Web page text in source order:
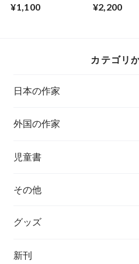
¥1,100 ¥2,200
カテゴリ
日本の作家
外国の作家
チェコ
ハンガリー
その他
ポーランド
児童書
その他
グッズ
新刊